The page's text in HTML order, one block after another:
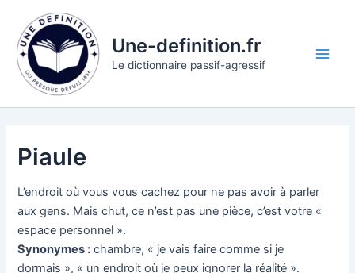
contenu
Une-definition.fr
Le dictionnaire passif-agressif
Piaule
L’endroit où vous vous cachez pour ne pas avoir à parler
aux gens. Mais chut, ce n’est pas une pièce, c’est votre «
espace personnel ».
Synonymes : chambre, « je vais faire comme si je
dormais », « un endroit où je peux ignorer la réalité ».